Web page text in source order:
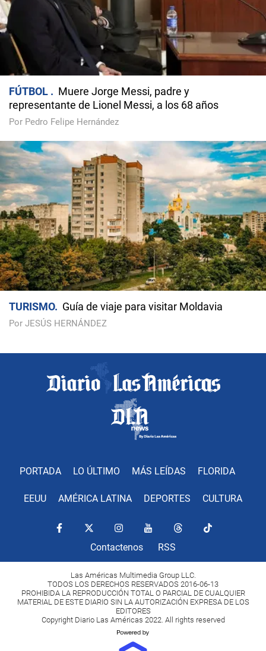
FÚTBOL
Muere Jorge Messi, padre y
representante de Lionel Messi, a los 68 años
Por Pedro Felipe Hernández
TURISMO Guía de viaje para visitar Moldavia
Por JESÚS HERNÁNDEZ
PORTADA LO ÚLTIMO MÁS LEÍDAS FLORIDA
EEUU AMÉRICA LATINA DEPORTES CULTURA
Contactenos RSS
Las Américas Multimedia Group LLC.
TODOS LOS DERECHOS RESERVADOS 2016-06-13
PROHIBIDA LA REPRODUCCIÓN TOTAL O PARCIAL DE CUALQUIER
MATERIAL DE ESTE DIARIO SIN LA AUTORIZACIÓN EXPRESA DE LOS
EDITORES
Copyright Diario Las Américas 2022. All rights reserved